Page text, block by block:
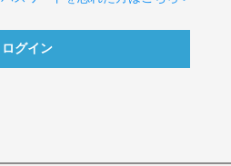
ログイン